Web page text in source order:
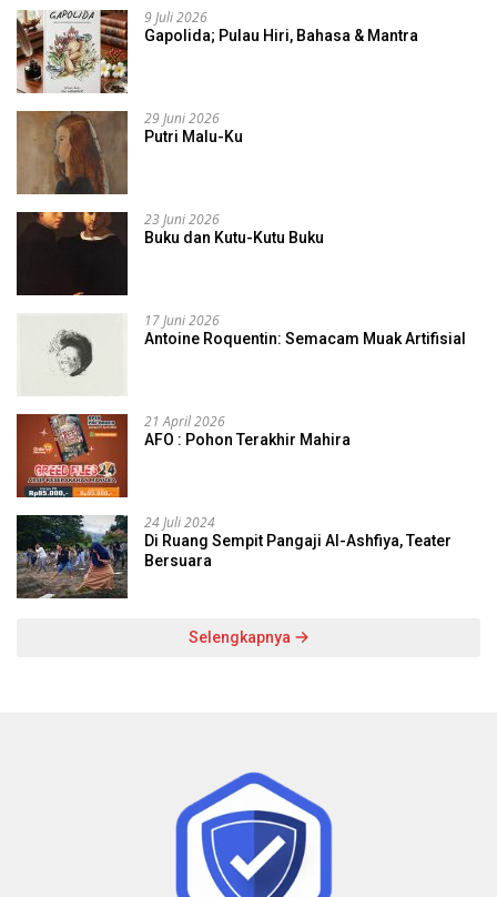
9 Juli 2026
Gapolida; Pulau Hiri, Bahasa & Mantra
29 Juni 2026
Putri Malu-Ku
23 Juni 2026
Buku dan Kutu-Kutu Buku
17 Juni 2026
Antoine Roquentin: Semacam Muak Artifisial
21 April 2026
AFO : Pohon Terakhir Mahira
24 Juli 2024
Di Ruang Sempit Pangaji Al-Ashfiya, Teater
Bersuara
Selengkapnya